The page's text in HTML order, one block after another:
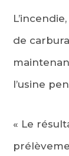
de
l’usine
« Le